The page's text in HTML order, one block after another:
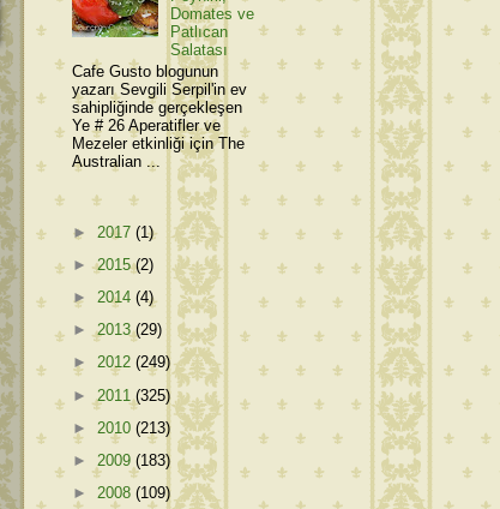
Domates ve
Patlıcan
Salatası
Cafe Gusto blogunun
yazarı Sevgili Serpil'in ev
sahipliğinde gerçekleşen
Ye # 26 Aperatifler ve
Mezeler etkinliği için The
Australian ...
► 2017 (1)
►2015(2)
► 2014 (4)
►2013(29)
► 2012 (249)
►2011(325)
► 2010 (213)
► 2009 (183)
► 2008 (109)